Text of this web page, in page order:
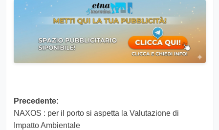
Navigazione
articolo
Precedente:
NAXOS : per il porto si aspetta la Valutazione di
Impatto Ambientale